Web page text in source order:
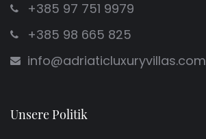
+385 97 751 9979
+385 98 665 825
info@adriaticluxuryvillas.com
Unsere Politik